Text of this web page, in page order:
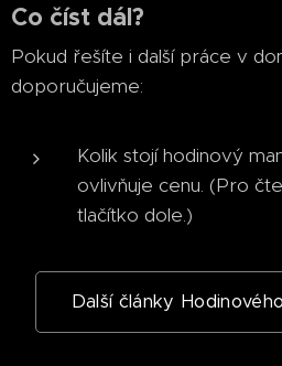
Co číst dál?
Pokud řešíte i další práce v
doporučujeme:
Kolik stojí hodinový
ovlivňuje cenu. (Pro
tlačítko dole.)
Další články